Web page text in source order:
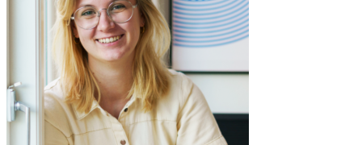
Priser og betingelser
Om Emma
Grafisk Design Bloggen